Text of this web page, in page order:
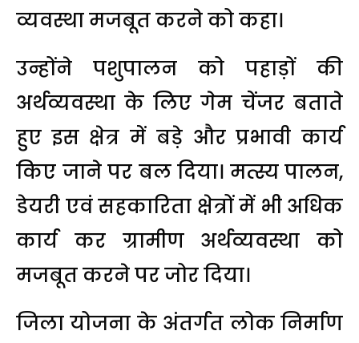
व्यवस्था मजबूत करने को कहा।
उन्होंने पशुपालन को पहाड़ों की
अर्थव्यवस्था के लिए गेम चेंजर बताते
हुए इस क्षेत्र में बड़े और प्रभावी कार्य
किए जाने पर बल दिया। मत्स्य पालन,
डेयरी एवं सहकारिता क्षेत्रों में भी अधिक
कार्य कर ग्रामीण अर्थव्यवस्था को
मजबूत करने पर जोर दिया।
जिला योजना के अंतर्गत लोक निर्माण